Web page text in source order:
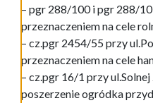
– pgr 288/100 i pgr 288/
przeznaczeniem na cele
– cz.pgr 2454/55 przy
przeznaczeniem na cele
– cz.pgr 16/1 przy
poszerzenie ogródka